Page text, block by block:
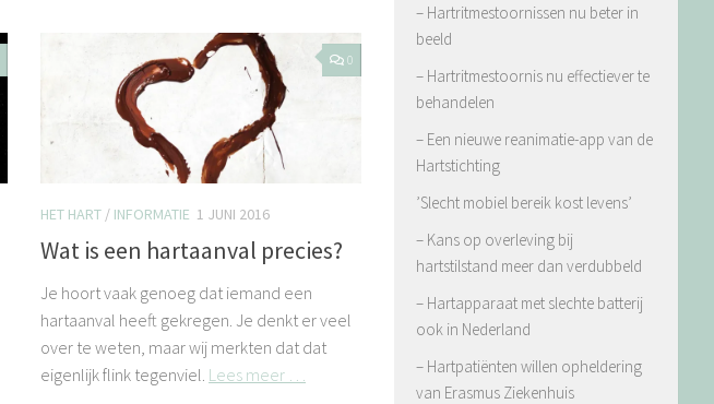
0
HET HART / INFORMATIE 1 JUNI 2016
Wat is een hartaanval precies?
Je hoort vaak genoeg dat iemand een
hartaanval heeft gekregen. Je denkt er veel
over te weten, maar wij merkten dat dat
eigenlijk flink tegenviel. Lees meer …
– Hartritmestoornissen nu beter in
beeld
– Hartritmestoornis nu effectiever te
behandelen
– Een nieuwe reanimatie-app van de
Hartstichting
’Slecht mobiel bereik kost levens’
– Kans op overleving bij
hartstilstand meer dan verdubbeld
– Hartapparaat met slechte batterij
ook in Nederland
– Hartpatiënten willen opheldering
van Erasmus Ziekenhuis